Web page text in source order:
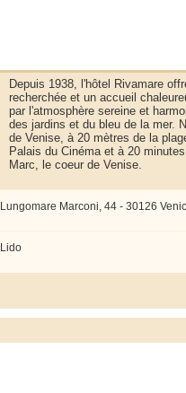
Depuis 1938, l'hôtel Rivamare
recherchée et un accueil
par l'atmosphère sereine et
des jardins et du bleu de la mer.
de Venise, à 20 mètres de la
Palais du Cinéma et à 20
Marc, le coeur de Venise.
Lungomare Marconi, 44 - 30126
Lido